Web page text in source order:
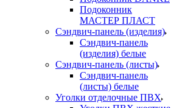
Подоконник
МАСТЕР ПЛАСТ
Сэндвич-панель (изделия)
Сэндвич-панель
(изделия) белые
Сэндвич-панель (листы)
Сэндвич-панель
(листы) белые
Уголки отделочные ПВХ